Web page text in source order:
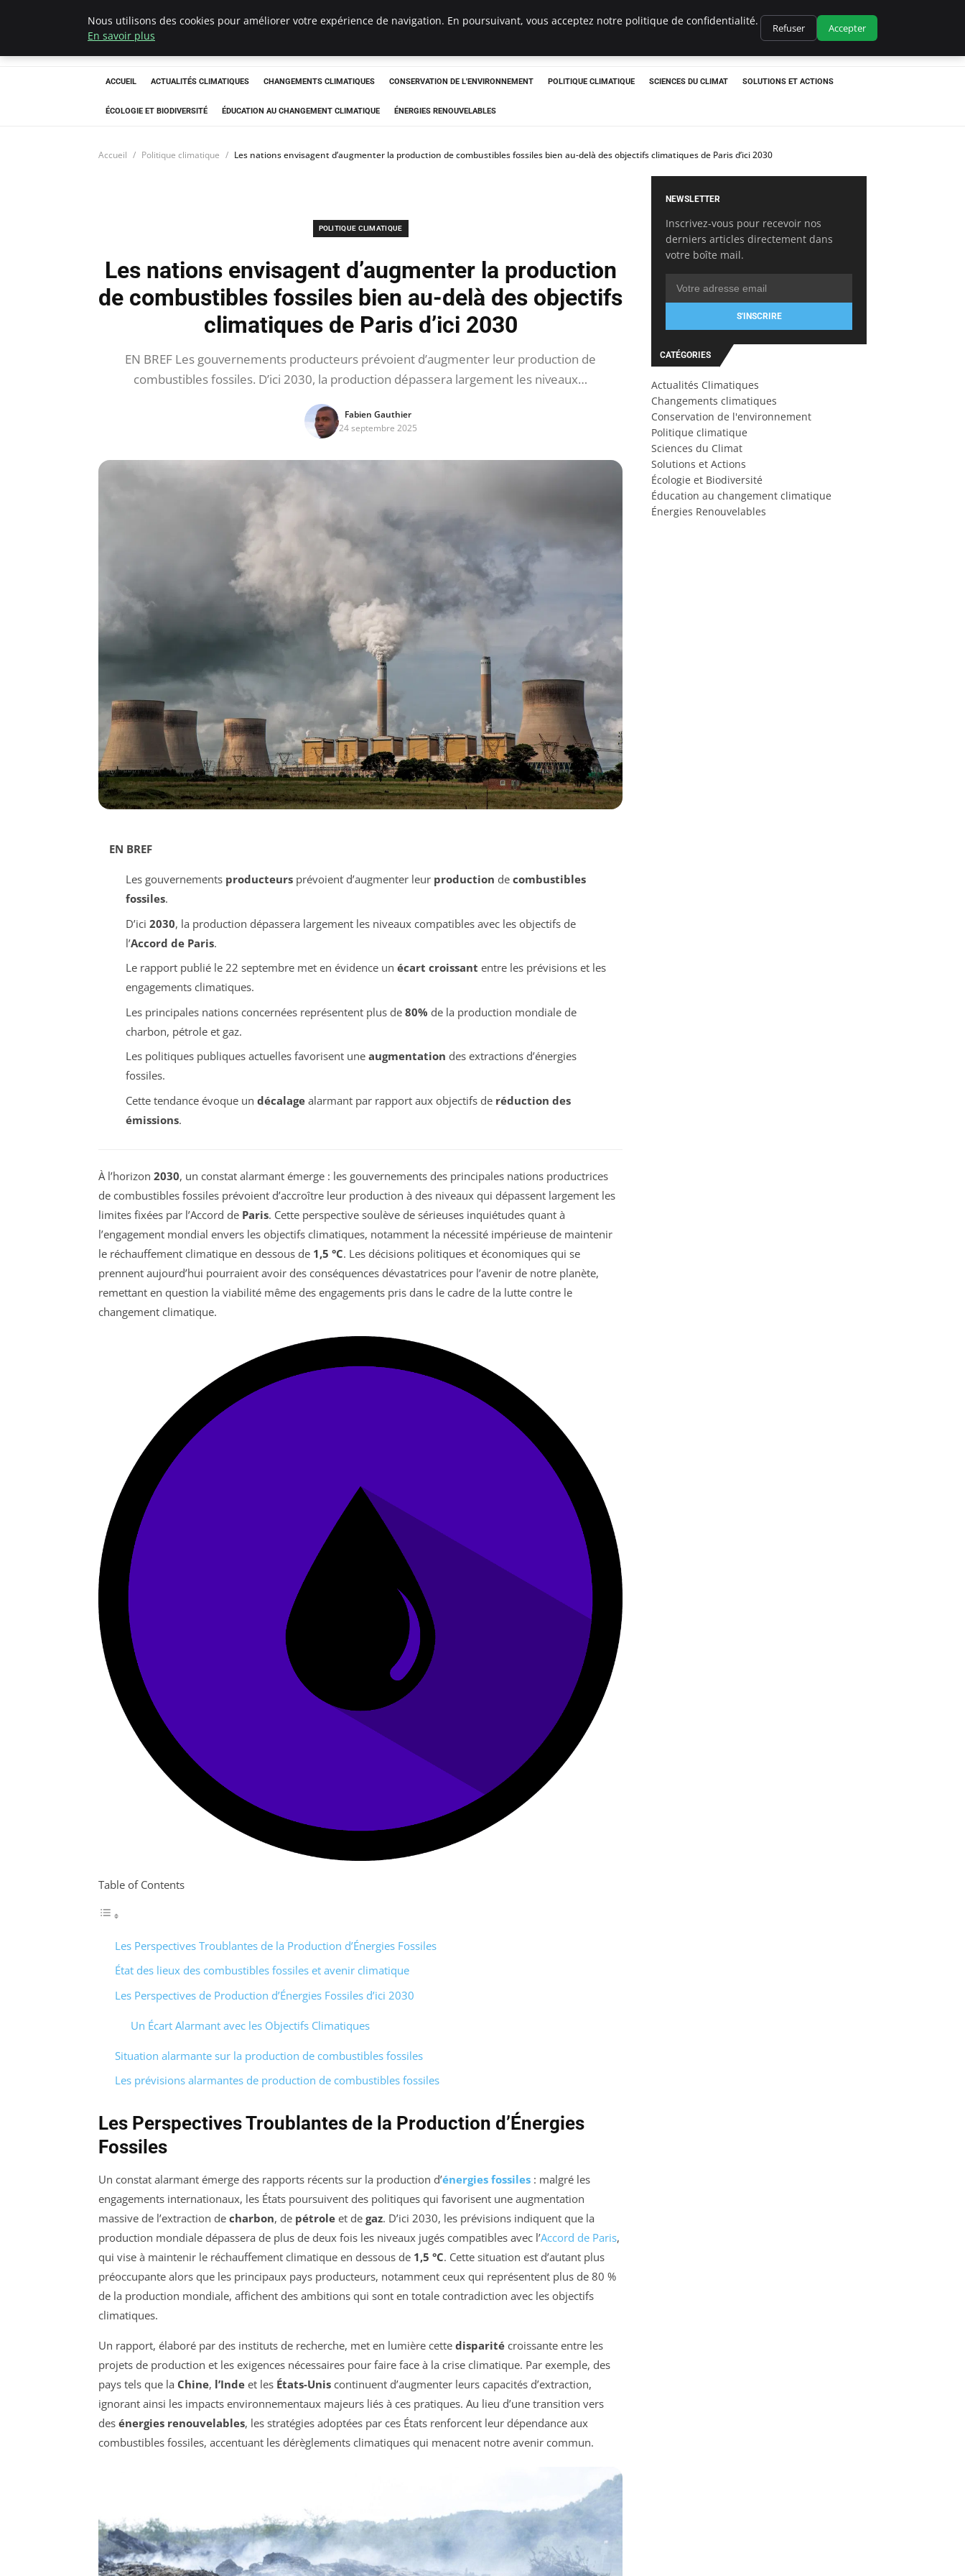
Climatedebtagents
ACCUEIL ACTUALITÉS CLIMATIQUES CHANGEMENTS CLIMATIQUES CONSERVATION DE L'ENVIRONNEMENT POLITIQUE CLIMATIQUE SCIENCES DU CLIMAT SOLUTIONS ET ACTIONS
ÉCOLOGIE ET BIODIVERSITÉ ÉDUCATION AU CHANGEMENT CLIMATIQUE ÉNERGIES RENOUVELABLES
Accueil Politique climatique Les nations envisagent d’augmenter la production de combustibles fossiles bien au-delà des objectifs climatiques de Paris d’ici 2030
POLITIQUE CLIMATIQUE
Les nations envisagent d’augmenter la production
de combustibles fossiles bien au-delà des objectifs
climatiques de Paris d’ici 2030
EN BREF Les gouvernements producteurs prévoient d’augmenter leur production de
combustibles fossiles. D’ici 2030, la production dépassera largement les niveaux…
Fabien Gauthier
24 septembre 2025
EN BREF
Les gouvernements producteursprévoient d’augmenter leur production de combustibles
fossiles.
D’ici 2030, la production dépassera largement les niveaux compatibles avec les objectifs de
l’Accord de Paris.
Le rapport publié le 22 septembre met en évidence un écart croissant entre les prévisions et les
engagements climatiques.
Les principales nations concernées représentent plus de 80% de la production mondiale de
charbon, pétrole et gaz.
Les politiques publiques actuelles favorisent une augmentation des extractions d’énergies
fossiles.
Cette tendance évoque un décalagealarmant par rapport aux objectifs de réduction des
émissions.
À l’horizon 2030, un constat alarmant émerge : les gouvernements des principales nations productrices
de combustibles fossiles prévoient d’accroître leur production à des niveaux qui dépassent largement les
limites fixées par l’Accord de Paris. Cette perspective soulève de sérieuses inquiétudes quant à
l’engagement mondial envers les objectifs climatiques, notamment la nécessité impérieuse de maintenir
le réchauffement climatique en dessous de 1,5 °C. Les décisions politiques et économiques qui se
prennent aujourd’hui pourraient avoir des conséquences dévastatrices pour l’avenir de notre planète,
remettant en question la viabilité même des engagements pris dans le cadre de la lutte contre le
changement climatique.
Table of Contents
Les Perspectives Troublantes de la Production d’Énergies Fossiles
État des lieux des combustibles fossiles et avenir climatique
Les Perspectives de Production d’Énergies Fossiles d’ici 2030
Un Écart Alarmant avec les Objectifs Climatiques
Situation alarmante sur la production de combustibles fossiles
Les prévisions alarmantes de production de combustibles fossiles
Les Perspectives Troublantes de la Production d’Énergies
Fossiles
Un constat alarmant émerge des rapports récents sur la production d’énergies fossiles : malgré les
engagements internationaux, les États poursuivent des politiques qui favorisent une augmentation
massive de l’extraction de charbon, de pétrole et de gaz. D’ici 2030, les prévisions indiquent que la
production mondiale dépassera de plus de deux fois les niveaux jugés compatibles avec l’Accord de Paris,
qui vise à maintenir le réchauffement climatique en dessous de 1,5 °C. Cette situation est d’autant plus
préoccupante alors que les principaux pays producteurs, notamment ceux qui représentent plus de 80 %
de la production mondiale, affichent des ambitions qui sont en totale contradiction avec les objectifs
climatiques.
Un rapport, élaboré par des instituts de recherche, met en lumière cette disparité croissante entre les
projets de production et les exigences nécessaires pour faire face à la crise climatique. Par exemple, des
pays tels que la Chine, l’Inde et les États-Unis continuent d’augmenter leurs capacités d’extraction,
ignorant ainsi les impacts environnementaux majeurs liés à ces pratiques. Au lieu d’une transition vers
des énergies renouvelables, les stratégies adoptées par ces États renforcent leur dépendance aux
combustibles fossiles, accentuant les dérèglements climatiques qui menacent notre avenir commun.
NEWSLETTER
Inscrivez-vous pour recevoir nos
derniers articles directement dans
votre boîte mail.
S'INSCRIRE
CATÉGORIES
Actualités Climatiques
Changements climatiques
Conservation de l'environnement
Politique climatique
Sciences du Climat
Solutions et Actions
Écologie et Biodiversité
Éducation au changement climatique
Énergies Renouvelables
Nous utilisons des cookies pour améliorer votre expérience de navigation. En poursuivant, vous acceptez notre politique de confidentialité.
En savoir plus
Refuser Accepter